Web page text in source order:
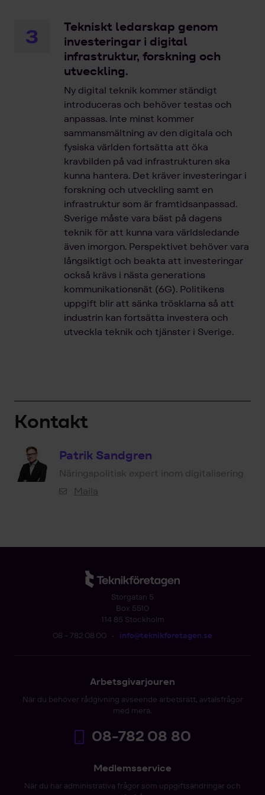
Tekniskt ledarskap genom
investeringar i digital
infrastruktur, forskning och
utveckling.
Ny digital teknik kommer ständigt
introduceras och behöver testas och
anpassas. Inte minst kommer
sammansmältning av den digitala och
fysiska världen fortsätta att öka
kravbilden på vad infrastrukturen ska
kunna hantera. Det kräver investeringar i
forskning och utveckling samt en
infrastruktur som är framtidsanpassad.
Sverige måste vara bäst på dagens
teknik för att kunna vara världsledande
även imorgon. Perspektivet behöver vara
långsiktigt och beakta att investeringar
också krävs i nästa generations
kommunikationsnät (6G). Politikens
uppgift blir att sänka trösklarna så att
industrin kan fortsätta investera och
utveckla teknik och tjänster i Sverige.
Kontakt
Patrik Sandgren
Näringspolitisk expert inom digitalisering
Maila
Storgatan 5
Box 5510
114 85 Stockholm
08 - 782 08 00 • info@teknikforetagen.se
Arbetsgivarjouren
När du behöver rådgivning avseende arbetsrätt, avtalsfrågor
med mera.
08-782 08 80
Medlemsservice
När du har administrativa frågor som uppgiftsändringar och